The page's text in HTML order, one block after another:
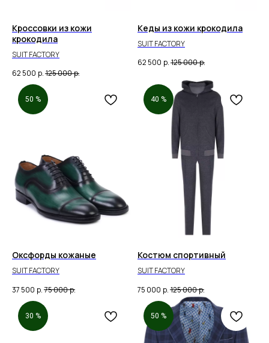
Кроссовки из кожи
крокодила
SUIT FACTORY
62 500 р. 125 000р.
Кеды из кожи крокодила
SUIT FACTORY
62 500 р. 125 000р.
50 %
Оксфорды кожаные
SUIT FACTORY
37 500 р. 75 000р.
40 %
Костюм спортивный
SUIT FACTORY
75 000 р. 125 000р.
30 % 50 %